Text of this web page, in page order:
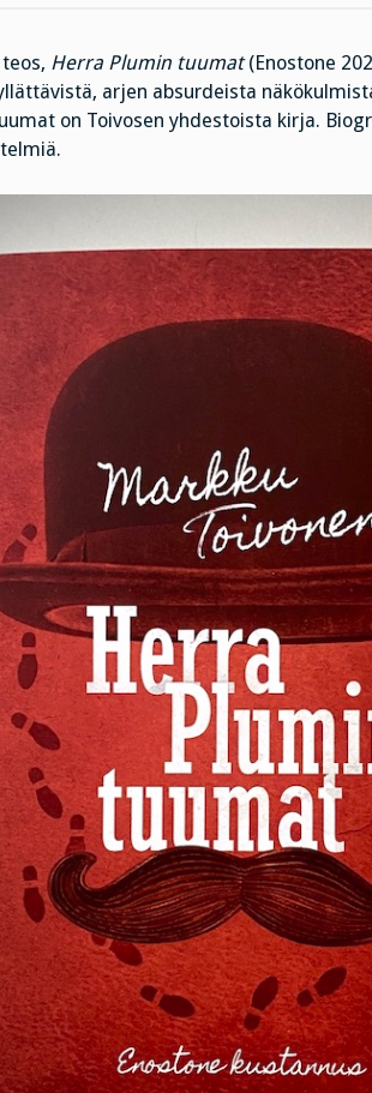
Herra Plumin tuumat(Enostone
arjen absurdeista
on Toivosen yhdestoista kirja.